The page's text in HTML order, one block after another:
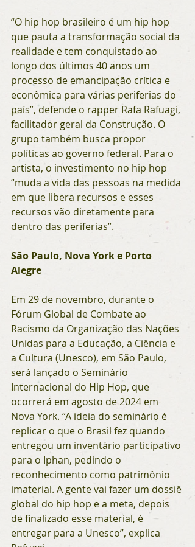
“O hip hop brasileiro é um hip hop
que pauta a transformação social da
realidade e tem conquistado ao
longo dos últimos 40 anos um
processo de emancipação crítica e
econômica para várias periferias do
país”, defende o rapper Rafa Rafuagi,
facilitador geral da Construção. O
grupo também busca propor
políticas ao governo federal. Para o
artista, o investimento no hip hop
“muda a vida das pessoas na medida
em que libera recursos e esses
recursos vão diretamente para
dentro das periferias”.
São Paulo, Nova York e Porto
Alegre
Em 29 de novembro, durante o
Fórum Global de Combate ao
Racismo da Organização das Nações
Unidas para a Educação, a Ciência e
a Cultura (Unesco), em São Paulo,
será lançado o Seminário
Internacional do Hip Hop, que
ocorrerá em agosto de 2024 em
Nova York. “A ideia do seminário é
replicar o que o Brasil fez quando
entregou um inventário participativo
para o Iphan, pedindo o
reconhecimento como patrimônio
imaterial. A gente vai fazer um dossiê
global do hip hop e a meta, depois
de finalizado esse material, é
entregar para a Unesco”, explica